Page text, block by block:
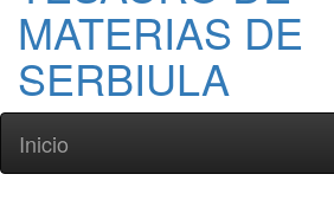
MATERIAS DE
SERBIULA
Inicio